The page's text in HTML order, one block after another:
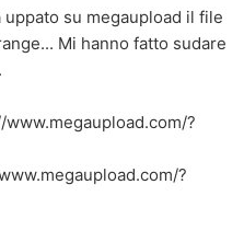
uppato su megaupload il file
Mi hanno fatto sudare
www.megaupload.com/?
?